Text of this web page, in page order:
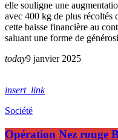
elle souligne une
avec 400 kg de plus récoltés
cette baisse financière au
saluant une forme de
today9 janvier 2025
insert_link
Société
Opération Nez rouge